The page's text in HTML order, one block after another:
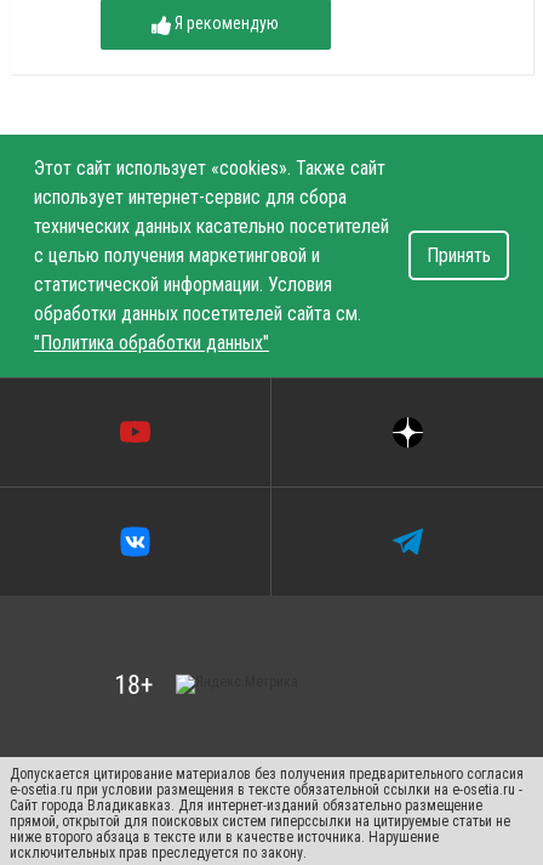
Я рекомендую
Этот сайт использует «cookies». Также сайт
использует интернет-сервис для сбора
технических данных касательно посетителей
с целью получения маркетинговой и
статистической информации. Условия
обработки данных посетителей сайта см.
"Политика обработки данных"
Принять
Допускается цитирование материалов без получения предварительного согласия
e-osetia.ru при условии размещения в тексте обязательной ссылки на e-osetia.ru -
Сайт города Владикавказ. Для интернет-изданий обязательно размещение
прямой, открытой для поисковых систем гиперссылки на цитируемые статьи не
ниже второго абзаца в тексте или в качестве источника. Нарушение
исключительных прав преследуется по закону.